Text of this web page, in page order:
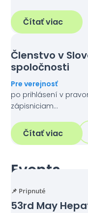
Čítať viac
Členstvo v
spoločnosti
Pre verejnosť
po prihlásení v
zápisniciam…
Čítať viac
Events
📌 Pripnuté
53rd May